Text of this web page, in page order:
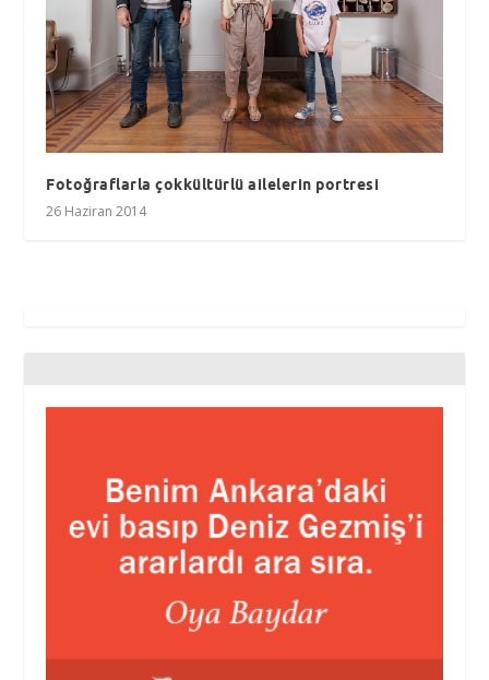
Fotoğraflarla çokkültürlü ailelerin portresi
26 Haziran 2014